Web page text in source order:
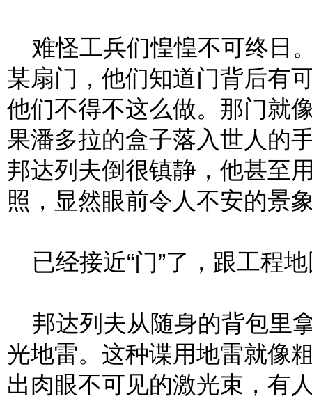
难怪工兵们惶惶不可终日
某扇门，他们知道门背后有
他们不得不这么做。那门就
果潘多拉的盒子落入世人的
邦达列夫倒很镇静，他甚至
照，显然眼前令人不安的景
已经接近“门”了，跟工程
邦达列夫从随身的背包里
光地雷。这种谍用地雷就像
出肉眼不可见的激光束，有